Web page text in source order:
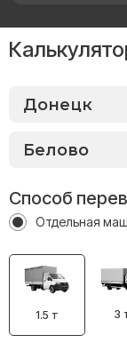
Способ
Отдельная
1.5 т 3